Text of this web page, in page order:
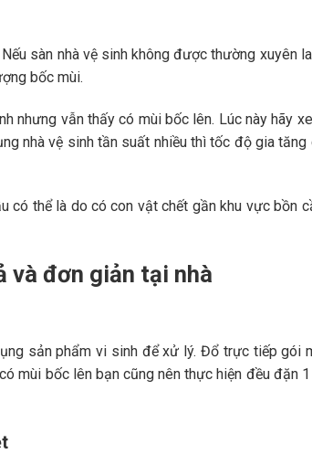
sàn nhà vệ sinh không được thường xuyên
bốc mùi.
nhưng vẫn thấy có mùi bốc lên. Lúc này hãy
nhà vệ sinh tần suất nhiều thì tốc độ gia tăng
có thể là do có con vật chết gần khu vực bồn
và đơn giản tại nhà
sản phẩm vi sinh để xử lý. Đổ trực tiếp gói
mùi bốc lên bạn cũng nên thực hiện đều đặn